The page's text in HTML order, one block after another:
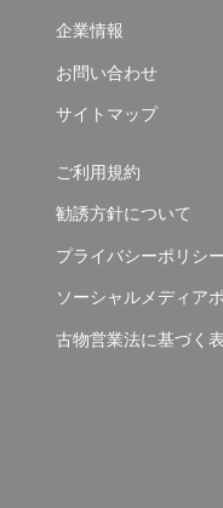
企業情報
お問い合わせ
サイトマップ
ご利用規約
勧誘方針について
プライバシーポリシー
ソーシャルメディア
古物営業法に基づく